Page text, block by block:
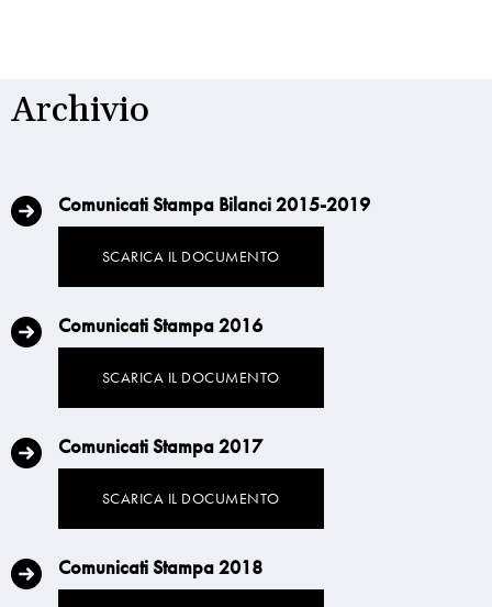
Archivio
Comunicati Stampa Bilanci 2015-2019
SCARICA IL DOCUMENTO
Comunicati Stampa 2016
SCARICA IL DOCUMENTO
Comunicati Stampa 2017
SCARICA IL DOCUMENTO
Comunicati Stampa 2018